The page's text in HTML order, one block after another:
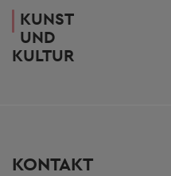
KUNST
UND
KULTUR
KONTAKT